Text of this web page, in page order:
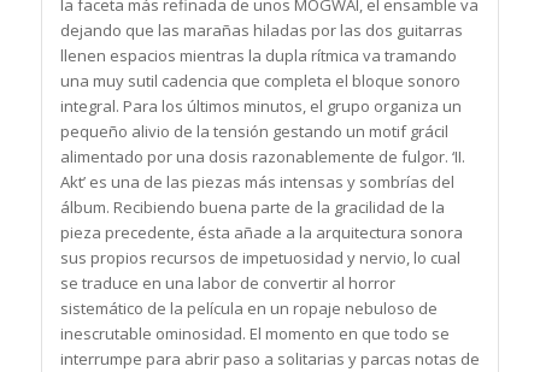
la faceta más refinada de unos MOGWAI, el ensamble va
dejando que las marañas hiladas por las dos guitarras
llenen espacios mientras la dupla rítmica va tramando
una muy sutil cadencia que completa el bloque sonoro
integral. Para los últimos minutos, el grupo organiza un
pequeño alivio de la tensión gestando un motif grácil
alimentado por una dosis razonablemente de fulgor. ‘II.
Akt’ es una de las piezas más intensas y sombrías del
álbum. Recibiendo buena parte de la gracilidad de la
pieza precedente, ésta añade a la arquitectura sonora
sus propios recursos de impetuosidad y nervio, lo cual
se traduce en una labor de convertir al horror
sistemático de la película en un ropaje nebuloso de
inescrutable ominosidad. El momento en que todo se
interrumpe para abrir paso a solitarias y parcas notas de